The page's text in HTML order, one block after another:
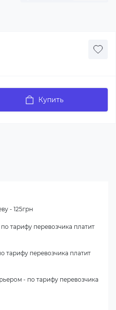
Купить
- 125грн
тарифу перевозчика платит
тарифу перевозчика платит
- по тарифу перевозчика